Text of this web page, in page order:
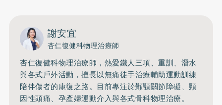
謝安宜
杏仁復健科物理治療師
杏仁復健科物理治療師，熱愛鐵人三項、重訓、潛水
與各式戶外活動，擅長以無痛徒手治療輔助運動訓練
陪伴傷者的康復之路。目前專注於顳顎關節障礙、頸
因性頭痛、孕產婦運動介入與各式骨科物理治療。